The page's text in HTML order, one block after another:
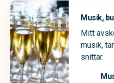
Musik,
Mitt
musik,
snittar.